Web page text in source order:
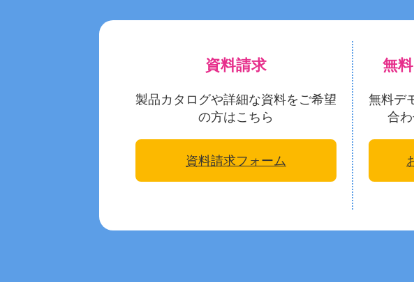
資料請求
製品カタログや詳細な資料をご希望
の方はこちら
資料請求フォーム
無
無料デ
合